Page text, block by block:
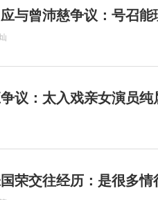
与曾沛慈争议：号召能
议：太入戏亲女演员纯
荣交往经历：是很多情